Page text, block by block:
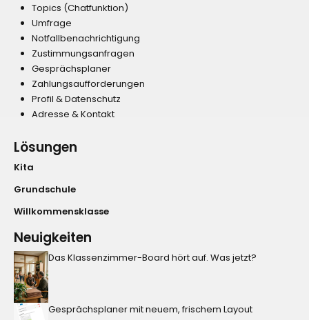
Topics (Chatfunktion)
Umfrage
Notfallbenachrichtigung
Zustimmungsanfragen
Gesprächsplaner
Zahlungsaufforderungen
Profil & Datenschutz
Adresse & Kontakt
Lösungen
Kita
Grundschule
Willkommensklasse
Neuigkeiten
Das Klassenzimmer-Board hört auf. Was jetzt?
Gesprächsplaner mit neuem, frischem Layout